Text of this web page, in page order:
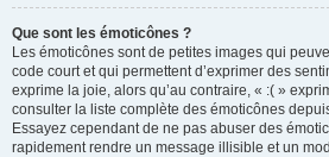
Que sont les émoticônes ?
Les émoticônes sont de petites images qui
code court et qui permettent d’exprimer des
exprime la joie, alors qu’au contraire, « :( »
consulter la liste complète des émoticônes
Essayez cependant de ne pas abuser des
rapidement rendre un message illisible et un